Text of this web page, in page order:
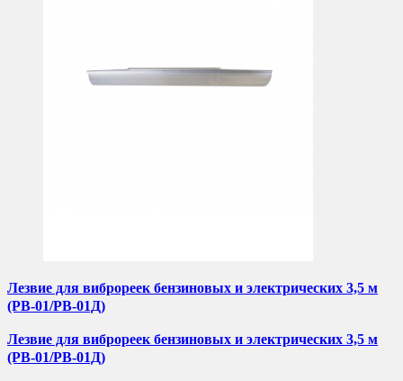
Лезвие для виброреек бензиновых и электрических 3,5 м
(РВ-01/РВ-01Д)
Лезвие для виброреек бензиновых и электрических 3,5 м
(РВ-01/РВ-01Д)